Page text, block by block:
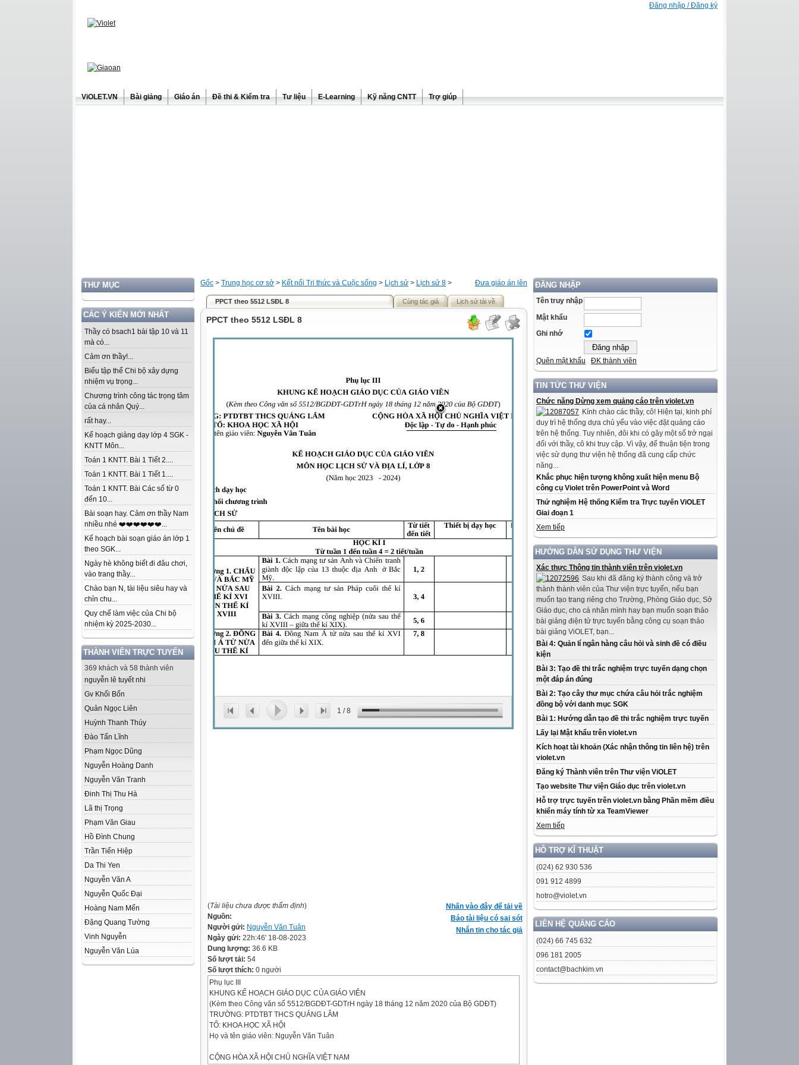
Đăng nhập / Đăng ký
ViOLET.VN Bài giảng Giáo án Đề thi & Kiểm tra Tư liệu E-Learning Kỹ năng CNTT Trợ giúp
THƯ MỤC
CÁC Ý KIẾN MỚI NHẤT
Thầy có bsach1 bài tập 10 và 11
mà có...
Cảm ơn thầy!...
Biểu tập thể Chi bộ xây dựng
nhiệm vụ trọng...
Chương trình công tác trọng tâm
của cá nhân Quý...
rất hay...
Kế hoạch giảng dạy lớp 4 SGK -
KNTT Môn...
Toán 1 KNTT. Bài 1 Tiết 2....
Toán 1 KNTT. Bài 1 Tiết 1....
Toán 1 KNTT. Bài Các số từ 0
đến 10...
Bài soạn hay. Cảm ơn thầy Nam
nhiều nhé ❤️❤️❤️❤️❤️❤️...
Kế hoạch bài soạn giáo án lớp 1
theo SGK...
Ngày hè không biết đi đâu chơi,
vào trang thầy...
Chào bạn N, tài liệu siêu hay và
chỉn chu...
Quy chế làm việc của Chi bộ
nhiệm kỳ 2025-2030...
THÀNH VIÊN TRỰC TUYẾN
369 khách và 58 thành viên
nguyễn lê tuyết nhi
Gv Khối Bốn
Quản Ngọc Liên
Huỳnh Thanh Thúy
Đào Tấn Lĩnh
Phạm Ngọc Dũng
Nguyễn Hoàng Danh
Nguyễn Văn Tranh
Đinh Thị Thu Hà
Lã thị Trọng
Phạm Văn Giau
Hồ Đình Chung
Trần Tiến Hiệp
Da Thi Yen
Nguyễn Văn A
Nguyễn Quốc Đại
Hoàng Nam Mến
Đặng Quang Tường
Vinh Nguyễn
Nguyễn Văn Lúa
ĐĂNG NHẬP
Tên truy nhập
Mật khẩu
Ghi nhớ
Quên mật khẩu ĐK thành viên
TIN TỨC THƯ VIỆN
Chức năng Dừng xem quảng cáo trên violet.vn
Kính chào các thầy, cô! Hiện tại, kinh phí
duy trì hệ thống dựa chủ yếu vào việc đặt quảng cáo
trên hệ thống. Tuy nhiên, đôi khi có gây một số trở ngại
đối với thầy, cô khi truy cập. Vì vậy, để thuận tiện trong
việc sử dụng thư viện hệ thống đã cung cấp chức
năng...
Khắc phục hiện tượng không xuất hiện menu Bộ
công cụ Violet trên PowerPoint và Word
Thử nghiệm Hệ thống Kiểm tra Trực tuyến ViOLET
Giai đoạn 1
Xem tiếp
HƯỚNG DẪN SỬ DỤNG THƯ VIỆN
Xác thực Thông tin thành viên trên violet.vn
Sau khi đã đăng ký thành công và trở
thành thành viên của Thư viện trực tuyến, nếu bạn
muốn tạo trang riêng cho Trường, Phòng Giáo dục, Sở
Giáo dục, cho cá nhân mình hay bạn muốn soạn thảo
bài giảng điện tử trực tuyến bằng công cụ soạn thảo
bài giảng ViOLET, bạn...
Bài 4: Quản lí ngân hàng câu hỏi và sinh đề có điều
kiện
Bài 3: Tạo đề thi trắc nghiệm trực tuyến dạng chọn
một đáp án đúng
Bài 2: Tạo cây thư mục chứa câu hỏi trắc nghiệm
đồng bộ với danh mục SGK
Bài 1: Hướng dẫn tạo đề thi trắc nghiệm trực tuyến
Lấy lại Mật khẩu trên violet.vn
Kích hoạt tài khoản (Xác nhận thông tin liên hệ) trên
violet.vn
Đăng ký Thành viên trên Thư viện ViOLET
Tạo website Thư viện Giáo dục trên violet.vn
Hỗ trợ trực tuyến trên violet.vn bằng Phần mềm điều
khiển máy tính từ xa TeamViewer
Xem tiếp
HỖ TRỢ KĨ THUẬT
(024) 62 930 536
091 912 4899
hotro@violet.vn
LIÊN HỆ QUẢNG CÁO
(024) 66 745 632
096 181 2005
contact@bachkim.vn
Đưa giáo án lên
Gốc > Trung học cơ sở > Kết nối Tri thức và Cuộc sống > Lịch sử > Lịch sử 8 >
PPCT theo 5512 LSĐL 8 Cùng tác giả Lịch sử tải về
PPCT theo 5512 LSĐL 8
1 /8
Nhấn vào đây để tải về
Báo tài liệu có sai sót
Nhắn tin cho tác giả
(Tài liệu chưa được thẩm định)
Nguồn:
Người gửi: Nguyễn Văn Tuân
Ngày gửi: 22h:46' 18-08-2023
Dung lượng: 36.6 KB
Số lượt tải: 54
Số lượt thích: 0 người
Phụ lục III
KHUNG KẾ HOẠCH GIÁO DỤC CỦA GIÁO VIÊN
(Kèm theo Công văn số 5512/BGDĐT-GDTrH ngày 18 tháng 12 năm 2020 của Bộ GDĐT)
TRƯỜNG: PTDTBT THCS QUẢNG LÂM
TỔ: KHOA HỌC XÃ HỘI
Họ và tên giáo viên: Nguyễn Văn Tuân
CỘNG HÒA XÃ HỘI CHỦ NGHĨA VIỆT NAM